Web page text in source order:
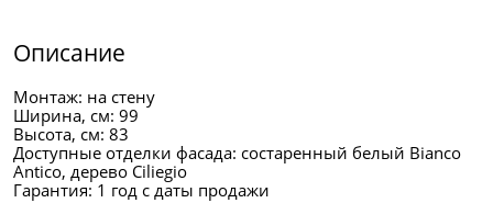
Описание
Монтаж: на стену
Ширина, см: 99
Высота, см: 83
Доступные отделки фасада: состаренный белый Bianco
Antico, дерево Ciliegio
Гарантия: 1 год с даты продажи